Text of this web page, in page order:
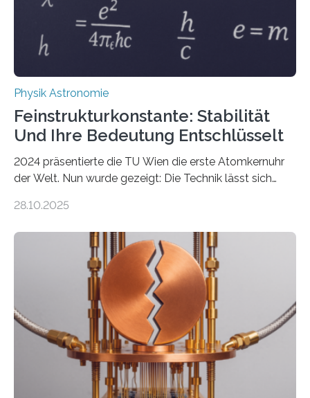
Physik Astronomie
Feinstrukturkonstante: Stabilität
Und Ihre Bedeutung Entschlüsselt
2024 präsentierte die TU Wien die erste Atomkernuhr
der Welt. Nun wurde gezeigt: Die Technik lässt sich
fundamentalen Physik nachzugehen. Thorium-
Messungen verwenden. Das hatte man jahrzehntelang
vermutet, weltweit war nach den passenden
Atomkern-Zuständen gesucht worden, 2024 gelang
einem Team der TU Wien mit Unterstützung
internationaler Partner der entscheidende Durchbruch:
Der lange diskutierte Thorium-Kernübergang wurde
gefunden. Kurz darauf konnte man zeigen, dass sich
Thorium tatsächlich nutzen lässt, um hochpräzise…
28.10.2025